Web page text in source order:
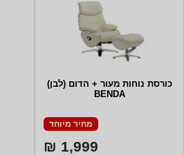
כורסת נוחות מעור + הדום (לבן)
BENDA
מחיר מיוחד
1,999 ₪